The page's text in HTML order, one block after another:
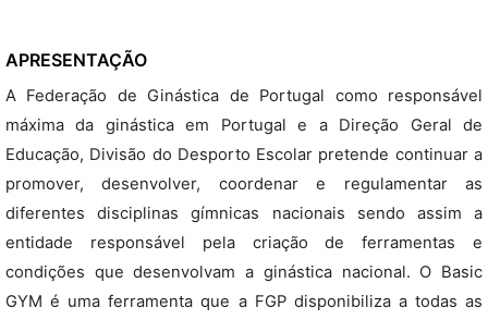
APRESENTAÇÃO
A Federação de Ginástica de Portugal como responsável
máxima da ginástica em Portugal e a Direção Geral de
Educação, Divisão do Desporto Escolar pretende continuar a
promover, desenvolver, coordenar e regulamentar as
diferentes disciplinas gímnicas nacionais sendo assim a
entidade responsável pela criação de ferramentas e
condições que desenvolvam a ginástica nacional. O Basic
GYM é uma ferramenta que a FGP disponibiliza a todas as